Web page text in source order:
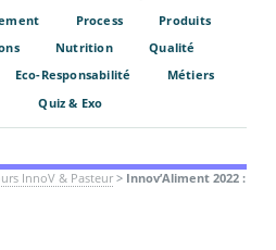
Process
Produits
Nutrition
Qualité
Eco-Responsabilité
Métiers
Quiz & Exo
InnoV & Pasteur> Innov’Aliment 2022 :